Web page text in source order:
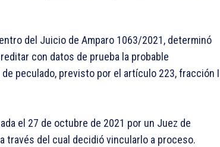
del Juicio de Amparo 1063/2021, determinó
con datos de prueba la probable
peculado, previsto por el artículo 223, fracción I
el 27 de octubre de 2021 por un Juez de
través del cual decidió vincularlo a proceso.